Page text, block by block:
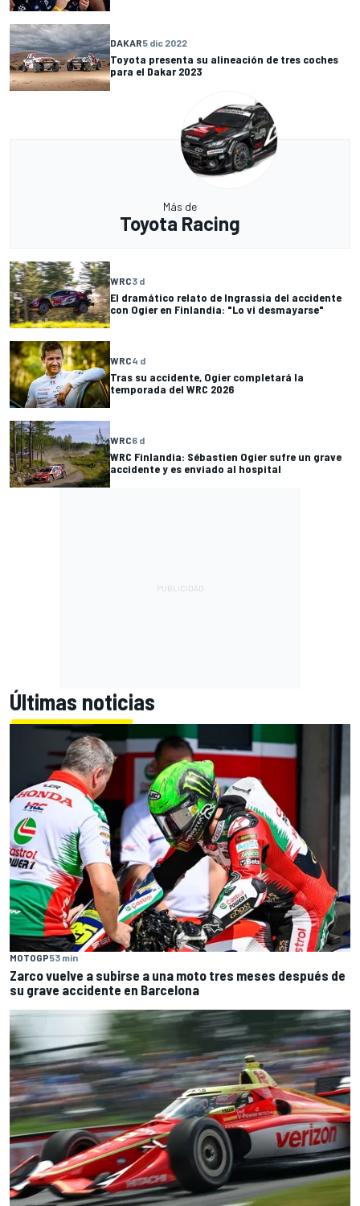
DAKAR5 dic 2022
Toyota presenta su alineación de tres coches
para el Dakar 2023
Más de
Toyota Racing
WRC3 d
El dramático relato de Ingrassia del accidente
con Ogier en Finlandia: "Lo vi desmayarse"
WRC4 d
Tras su accidente, Ogier completará la
temporada del WRC 2026
WRC6 d
WRC Finlandia: Sébastien Ogier sufre un grave
accidente y es enviado al hospital
Últimas noticias
MOTOGP53 min
Zarco vuelve a subirse a una moto tres meses después de
su grave accidente en Barcelona